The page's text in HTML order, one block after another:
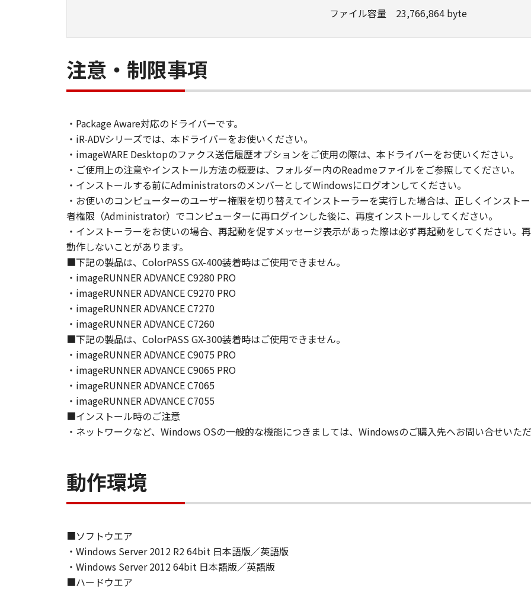
ができます。
(3) 上記(1)および(2)に定める場合を除き、キヤノンまたはキヤノンのライセンサーのいかなる知的
わず、本契約書によってお客様に譲渡あるいは許諾されるものではありません。
とはできません。
(2) お客様は、「本ソフトウェア」の全部または一部を修正、改変、逆コンパイル、逆アセンブル
することはできません。また第三者にこのような行為をさせてはなりません。
３．著作権表示
お客様は、「本ソフトウェア」に含まれるキヤノンまたはキヤノンのライセンサーの著作権表示
りません。
４．所有権
「本ソフトウェア」に係る権原および所有権は、その内容によりキヤノンまたはキヤノンのライセ
５．輸出
お客様は、日本国政府または関連する外国政府より必要な許可等を得ることなしに、「本ソフトウ
は間接に輸出してはなりません。
６．サポートおよびアップデート
キヤノン、キヤノンの子会社、関係会社、それらの販売代理店および販売店、並びにキヤノンのラ
トウェア」の使用を支援すること、および「本ソフトウェア」に対してアップデート、バグの修正
て、いかなる責任も負うものではありません。
７．保証の否認・免責
(1) 「本ソフトウェア」は、『現状のまま』の状態で使用許諾されます。キヤノン、キヤノンのライ
ノンの関連会社、それらの販売代理店または販売店のいずれも、「本ソフトウェア」に関して、商
(2) キヤノン、キヤノンのライセンサー、キヤノンの子会社、キヤノンの関連会社、それらの販売
ソフトウェア」の使用または使用不能から生ずるいかなる損害（逸失利益およびその他の派生的ま
(3) キヤノン、キヤノンのライセンサー、キヤノンの子会社、キヤノンの関連会社、それらの販売代
ソフトウェア」、または「本ソフトウェア」の使用に起因または関連してお客様と第三者との間に
責任を負わないものとします。
ファイル容量 23,766,864 byte
注意・制限事項
・Package Aware対応のドライバーです。
・iR-ADVシリーズでは、本ドライバーをお使いください。
・imageWARE Desktopのファクス送信履歴オプションをご使用の際は、本ドライバーをお使いください。
・ご使用上の注意やインストール方法の概要は、フォルダー内のReadmeファイルをご参照してください。
・インストールする前にAdministratorsのメンバーとしてWindowsにログオンしてください。
・お使いのコンピューターのユーザー権限を切り替えてインストーラーを実行した場合は、正しくインスト
者権限（Administrator）でコンピューターに再ログインした後に、再度インストールしてください。
・インストーラーをお使いの場合、再起動を促すメッセージ表示があった際は必ず再起動をしてください。
動作しないことがあります。
■下記の製品は、ColorPASS GX-400装着時はご使用できません。
・imageRUNNER ADVANCE C9280 PRO
・imageRUNNER ADVANCE C9270 PRO
・imageRUNNER ADVANCE C7270
・imageRUNNER ADVANCE C7260
■下記の製品は、ColorPASS GX-300装着時はご使用できません。
・imageRUNNER ADVANCE C9075 PRO
・imageRUNNER ADVANCE C9065 PRO
・imageRUNNER ADVANCE C7065
・imageRUNNER ADVANCE C7055
■インストール時のご注意
・ネットワークなど、Windows OSの一般的な機能につきましては、Windowsのご購入先へお問い合せいた
動作環境
■ソフトウエア
・Windows Server 2012 R2 64bit 日本語版／英語版
・Windows Server 2012 64bit 日本語版／英語版
■ハードウエア